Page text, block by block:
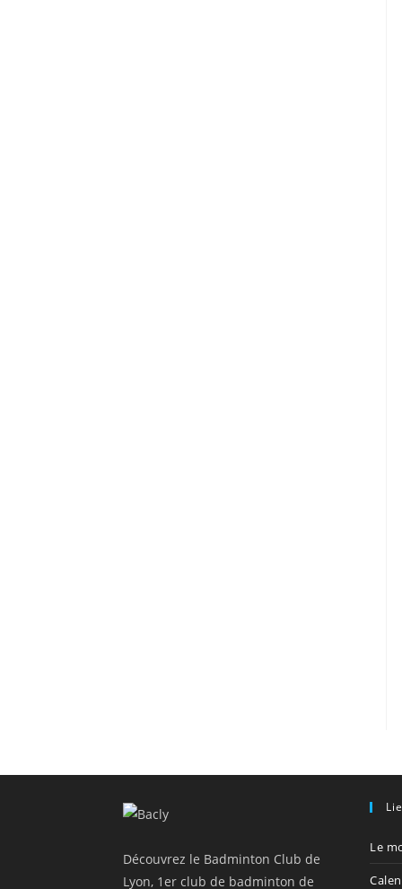
Découvrez le Badminton Club de
Lyon, 1er club de badminton de
Le